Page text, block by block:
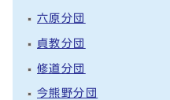
六原分団
貞教分団
修道分団
今熊野分団